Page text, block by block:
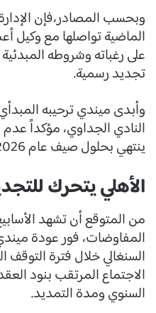
وبحسب المصادر،فإن
الماضية تواصلها مع وكيل
على رغباته وشروطه
تجديد رسمية.
وأبدى ميندي ترحيبه
النادي الجداوي، مؤكداً
ينتهي بحلول صيف عام 2026م.
الأهلي يتحرك
من المتوقع أن تشهد
المفاوضات، فور عودة
السنغالي خلال فترة التوقف
الاجتماع المرتقب بنود
السنوي ومدة التمديد.